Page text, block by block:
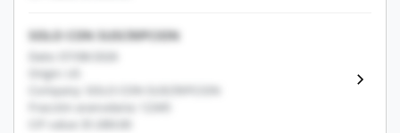
SOLO CON SUSCRIPCION
Date: 07/08/2026
Origin: US
Company: SOLO CON SUSCRIPCION
Fracción arancelaria: 12345
CIF value: $1,000.00